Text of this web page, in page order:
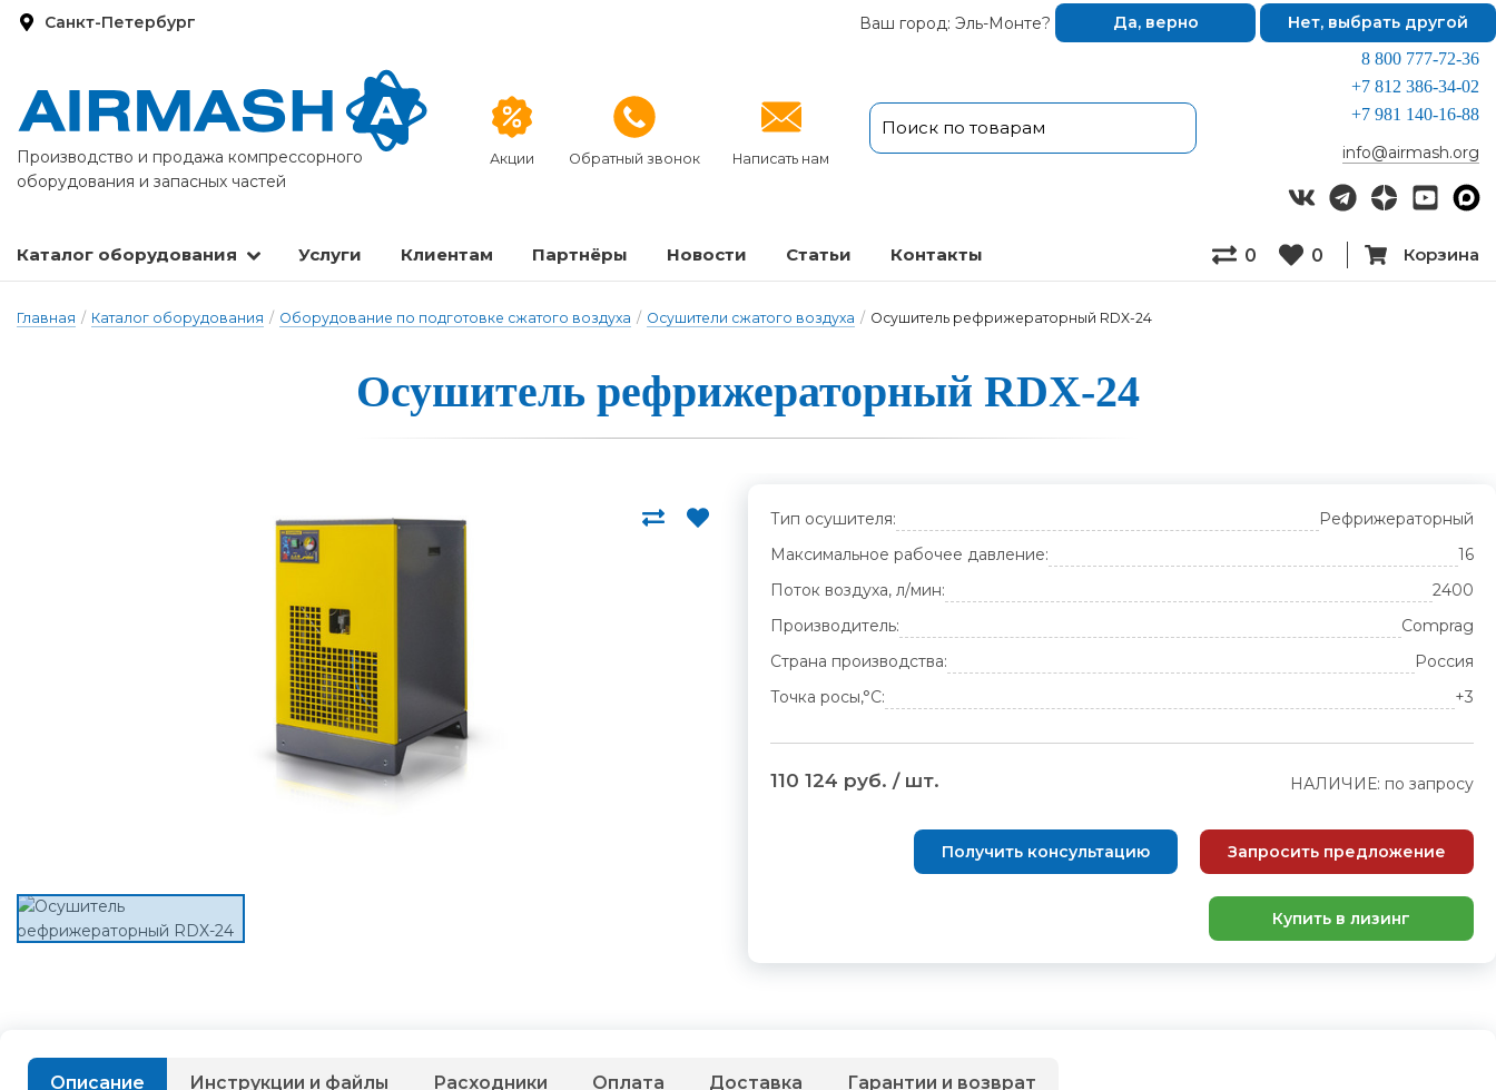
Санкт-Петербург Ваш город: Эль-Монте? Да, верно Нет, выбрать другой
Производство и продажа компрессорного
оборудования и запасных частей
Акции Обратный звонок Написать нам
8 800 777-72-36
+7 812 386-34-02
+7 981 140-16-88
info@airmash.org
Каталог оборудования Услуги Клиентам Партнёры Новости Статьи Кон­так­ты 0 0 Корзина
Главная / Каталог оборудования / Оборудование по подготовке сжатого воздуха / Осушители сжатого воздуха / Осушитель рефрижераторный RDX-24
Осуши­тель реф­ри­же­ра­тор­ный RDX-24
Тип осушителя:
Рефрижераторный
Максимальное рабочее давление:
16
Поток воздуха, л/мин:
2400
Производитель:
Comprag
Страна производства:
Россия
Точка росы,°С:
+3
110 124 руб. / шт. НАЛИЧИЕ: по запросу
Получить консультацию Запросить предложение
Купить в лизинг
Описание Инструкции и файлы Расходники Оплата Доставка Гарантии и возврат